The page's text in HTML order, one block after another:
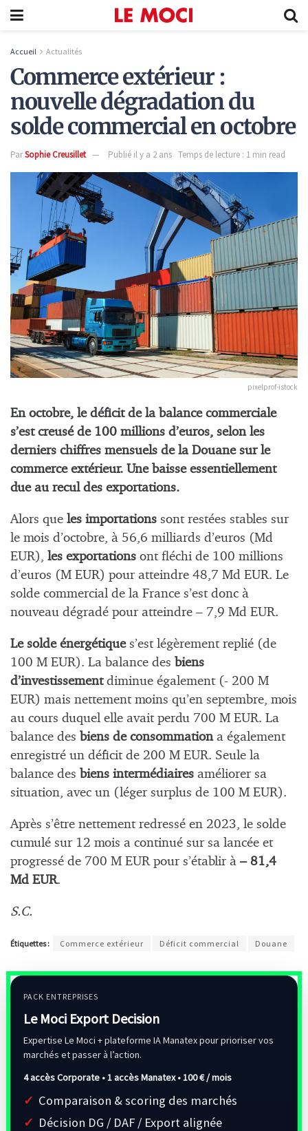
Accueil Actualités
Commerce extérieur :
nouvelle dégradation du
solde commercial en octobre
ParSophie Creusillet Publié il y a 2 ans Temps de lecture : 1 min read
pixelprof-istock
En octobre, le déficit de la balance commerciale
s’est creusé de 100 millions d’euros, selon les
derniers chiffres mensuels de la Douane sur le
commerce extérieur. Une baisse essentiellement
due au recul des exportations.
Alors que les importations sont restées stables sur
le mois d’octobre, à 56,6 milliards d’euros (Md
EUR), les exportations ont fléchi de 100 millions
d’euros (M EUR) pour atteindre 48,7 Md EUR. Le
solde commercial de la France s’est donc à
nouveau dégradé pour atteindre – 7,9 Md EUR.
Le solde énergétiques’est légèrement replié (de
100 M EUR). La balance des biens
d’investissementdiminue également (- 200 M
EUR) mais nettement moins qu’en septembre, mois
au cours duquel elle avait perdu 700 M EUR. La
balance des biens de consommationa également
enregistré un déficit de 200 M EUR. Seule la
balance des biens intermédiaires améliorer sa
situation, avec un (léger surplus de 100 M EUR).
Après s’être nettement redressé en 2023, le solde
cumulé sur 12 mois a continué sur sa lancée et
progressé de 700 M EUR pour s’établir à – 81,4
Md EUR.
S.C.
Étiquettes : Commerce extérieur Déficit commercial Douane
PACK ENTREPRISES
Le Moci Export Decision
Expertise Le Moci + plateforme IA Manatex pour prioriser vos
marchés et passer à l’action.
4 accès Corporate • 1 accès Manatex •100 € / mois
Comparaison & scoring des marchés
Décision DG / DAF / Export alignée